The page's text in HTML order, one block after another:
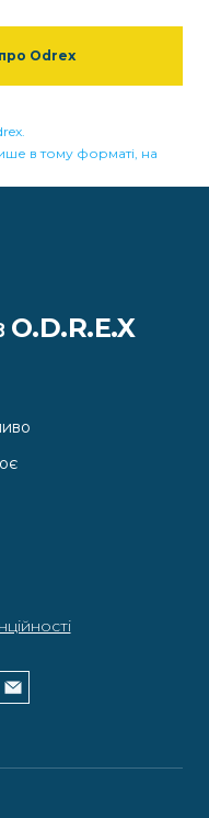
Odrex
в тому форматі, на
O.D.R.E.X